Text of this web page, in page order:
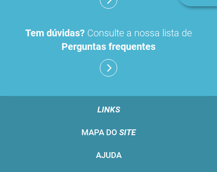
Tem dúvidas? Consulte a nossa lista de
Perguntas frequentes
LINKS
MAPA DO SITE
AJUDA